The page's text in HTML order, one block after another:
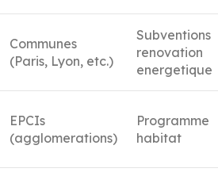
Communes
(Paris, Lyon, etc.)
Subventions
renovation
energetique
EPCIs
(agglomerations)
Programme
habitat